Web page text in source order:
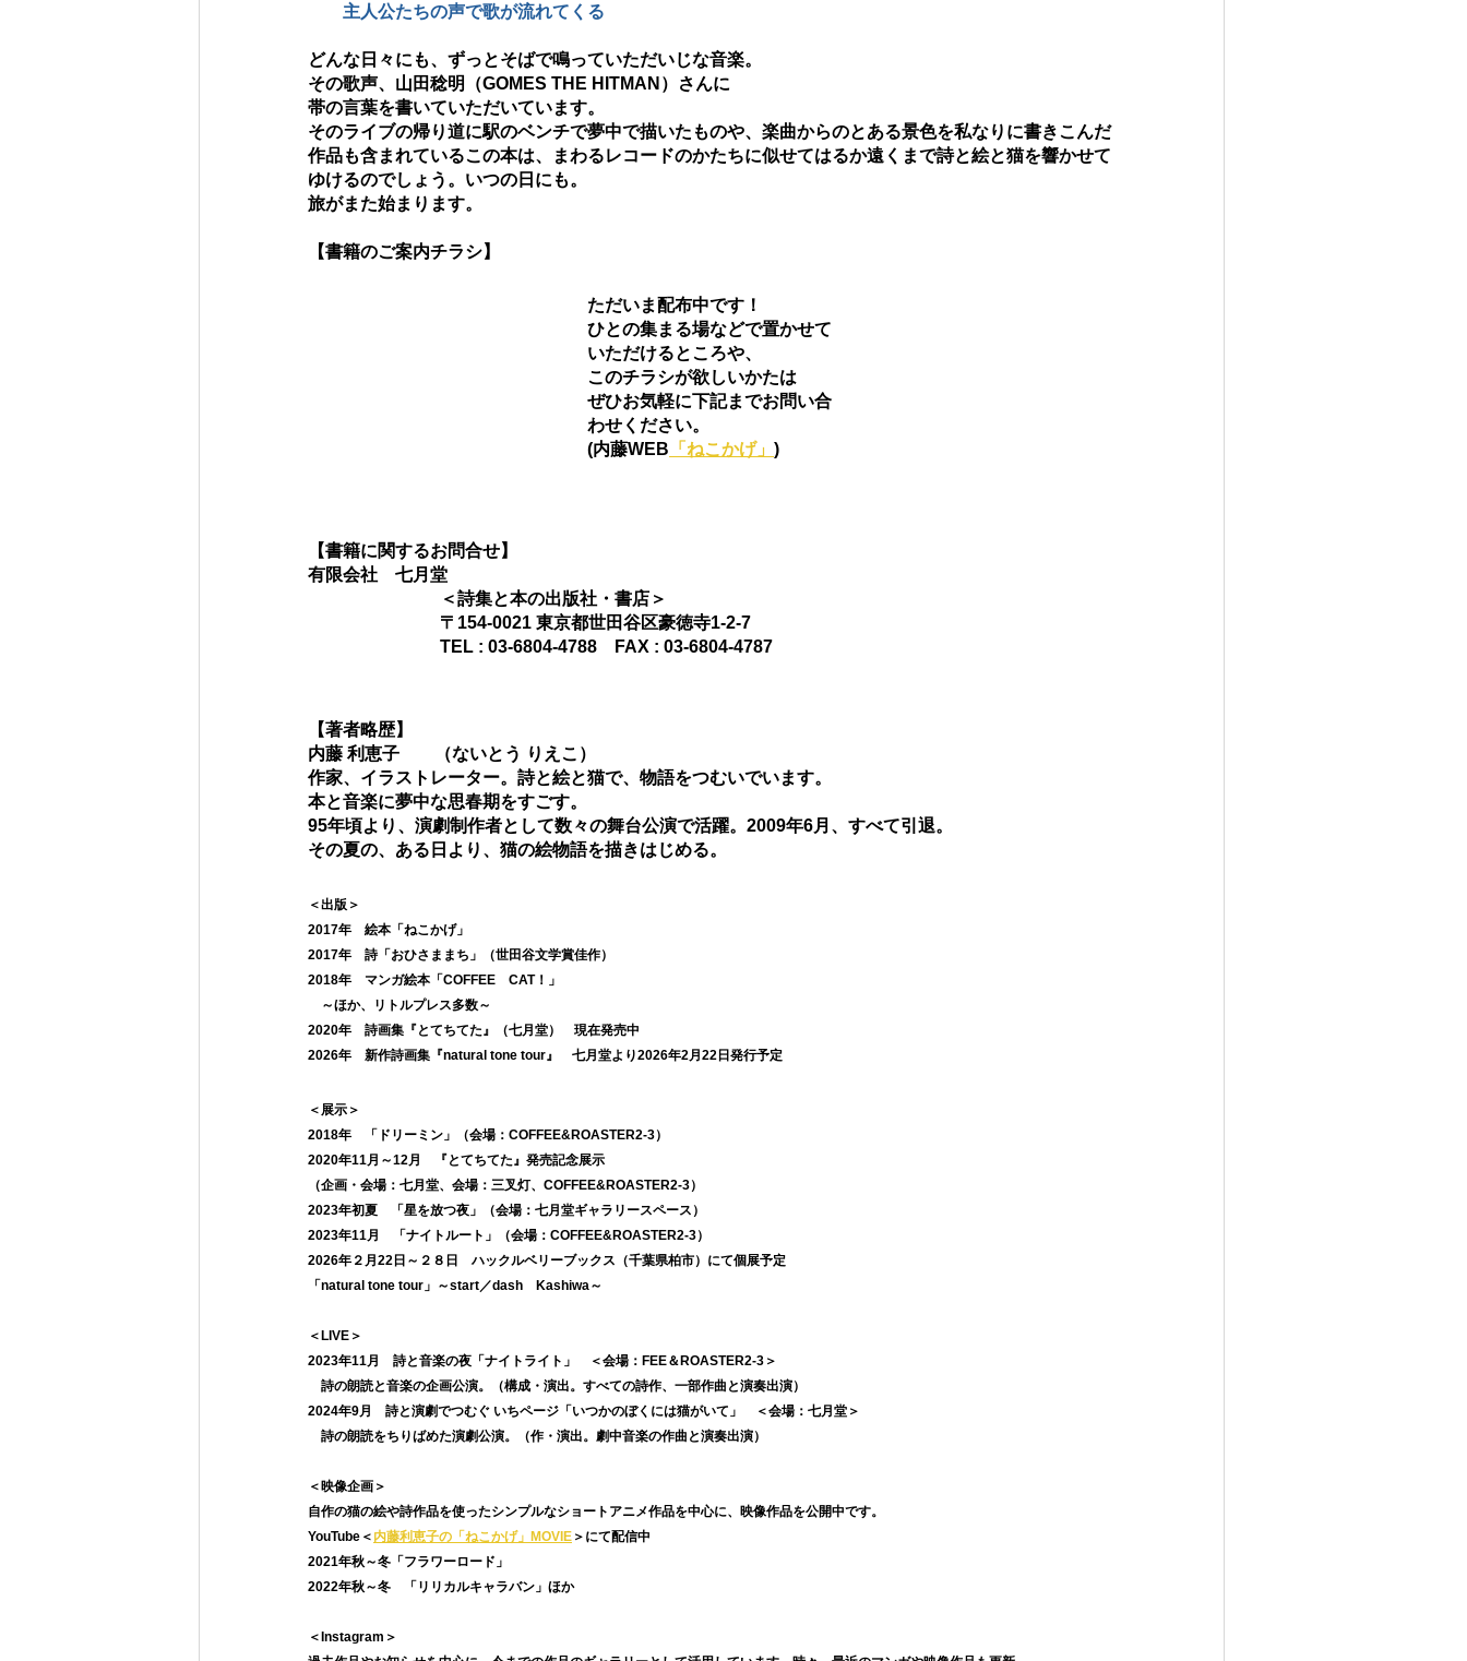
主人公たちの声で歌が流れてくる
どんな日々にも、ずっとそばで鳴っていただいじな音楽。
​その歌声、山田稔明（GOMES THE HITMAN）さんに
帯の言葉を書いていただいています。
そのライブの帰り道に駅のベンチで夢中で描いたものや、楽曲からのとある景色を私なりに書きこんだ
作品も含まれているこの本は、まわるレコードのかたちに似せてはるか遠くまで詩と絵と猫を響かせて
ゆけるのでしょう。いつの日にも。
旅がまた始まります。
【書籍のご案内チラシ】
ただいま配布中です！
ひとの集まる場などで置かせて
いただけるところや、
このチラシが欲しいかたは
ぜひお気軽に下記までお問い合
わせください。
(内藤WEB 「ねこかげ」 )
【書籍に関するお問合せ】
有限会社　七月堂
＜詩集と本の出版社・書店＞
〒154-0021 東京都世田谷区豪徳寺1-2-7
TEL : 03-6804-4788　FAX : 03-6804-4787
【著者略歴】
内藤 利恵子　　（ないとう りえこ）
作家、イラストレーター。詩と絵と猫で、物語をつむいでいます。
本と音楽に夢中な思春期をすごす。
95年頃より、演劇制作者として数々の舞台公演で活躍。2009年6月、すべて引退。
​その夏の、ある日より、猫の絵物語を描きはじめる。
＜出版＞
2017年　絵本「ねこかげ」
2017年　詩「おひさままち」（世田谷文学賞佳作）
2018年　マンガ絵本「COFFEE　CAT！」
～ほか、リトルプレス多数～
2020年　詩画集『とてちてた』（七月堂）　現在発売中
​2026年　新作詩画集『natural tone tour』　七月堂より2026年2月22日発行予定
＜展示＞
2018年　「ドリーミン」（会場：COFFEE&ROASTER2-3）
2020年11月～12月　『とてちてた』発売記念展示
（企画・会場：七月堂、会場：三叉灯、COFFEE&ROASTER2-3）
​2023年初夏　「星を放つ夜」（会場：七月堂ギャラリースペース）
2023年11月　「ナイトルート」（会場：COFFEE&ROASTER2-3）
2026年２月22日～２８日　ハックルベリーブックス（千葉県柏市）にて個展予定
​「natural tone tour」～start／dash　Kashiwa～
＜LIVE＞
2023年11月　詩と音楽の夜「ナイトライト」　＜会場：FEE＆ROASTER2-3＞
詩の朗読と音楽の企画公演。（構成・演出。すべての詩作、一部作曲と演奏出演）
​2024年9月　詩と演劇でつむぐ いちページ「いつかのぼくには猫がいて」　＜会場：七月堂＞
詩の朗読をちりばめた演劇公演。（作・演出。劇中音楽の作曲と演奏出演）
＜映像企画＞
自作の猫の絵や詩作品を使ったシンプルなショートアニメ作品を中心に、映像作品を公開中です。
YouTube＜ 内藤利恵子の「ねこかげ」MOVIE ＞にて配信中
​2021年秋～冬「フラワーロード」
2022年秋～冬　「リリカルキャラバン」ほか
＜Instagram＞